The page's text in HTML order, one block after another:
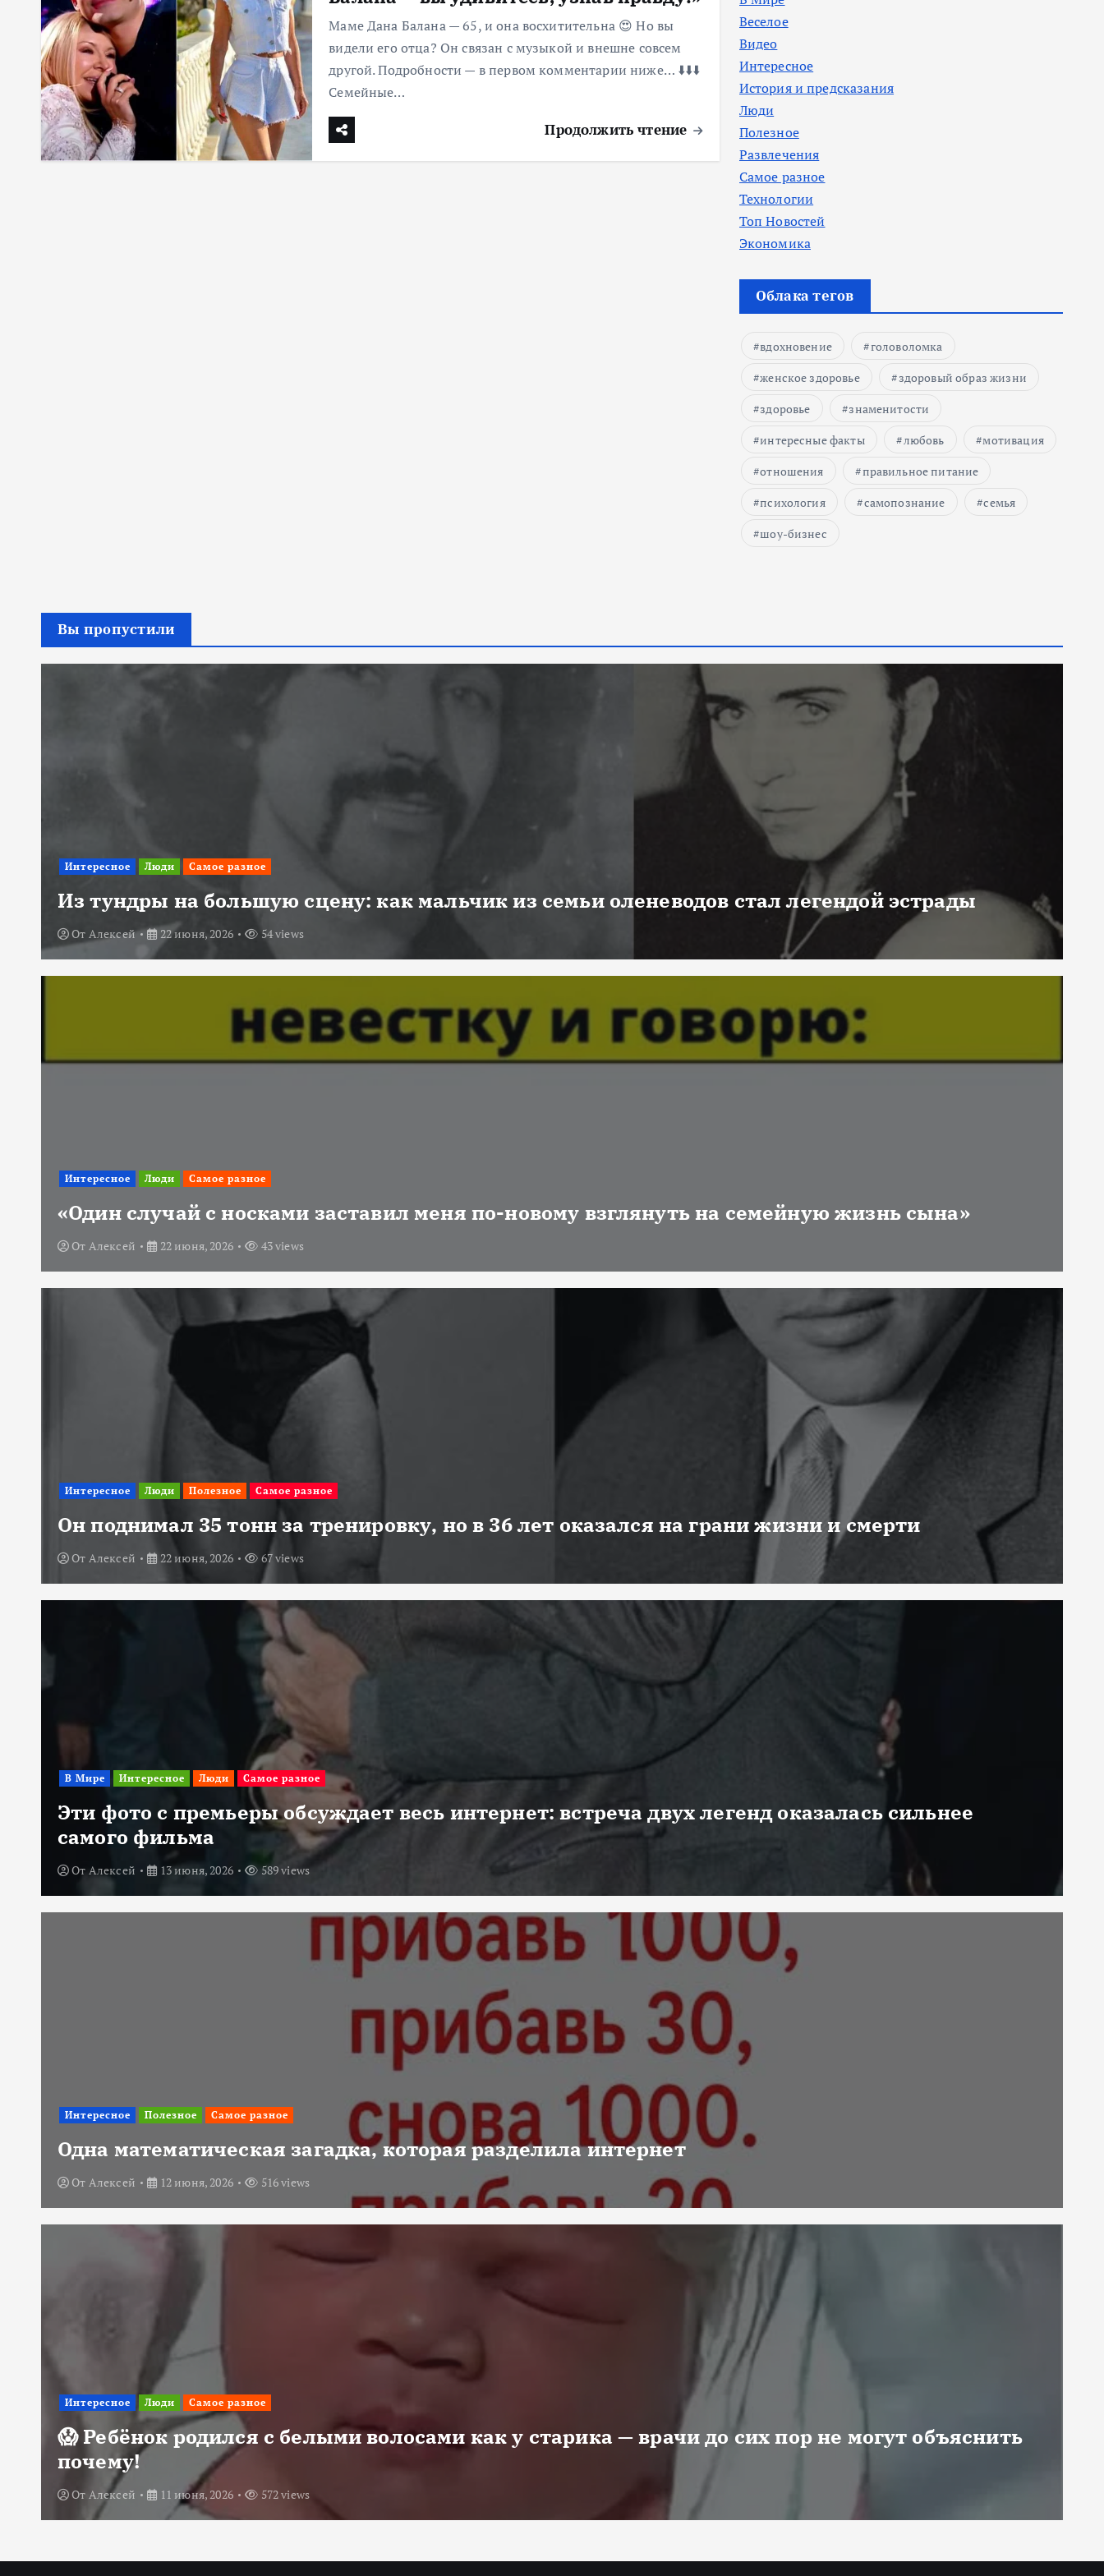
Маме Дана Балана — 65, и она восхитительна 😍 Но вы
видели его отца? Он связан с музыкой и внешне совсем
другой. Подробности — в первом комментарии ниже… ⬇️⬇️⬇️
Семейные…
Продолжить чтение
Веселое
Видео
Интересное
История и предсказания
Люди
Полезное
Развлечения
Самое разное
Технологии
Топ Новостей
Экономика
Облака тегов
вдохновение
головоломка
женское здоровье
здоровый образ жизни
здоровье
знаменитости
интересные факты
любовь
мотивация
отношения
правильное питание
психология
самопознание
семья
шоу-бизнес
Вы пропустили
Интересное Люди Самое разное
Из тундры на большую сцену: как мальчик из семьи оленеводов стал легендой эстрады
От Алексей 22 июня, 2026 54 views
Интересное Люди Самое разное
«Один случай с носками заставил меня по-новому взглянуть на семейную жизнь сына»
От Алексей 22 июня, 2026 43 views
Интересное Люди Полезное Самое разное
Он поднимал 35 тонн за тренировку, но в 36 лет оказался на грани жизни и смерти
От Алексей 22 июня, 2026 67 views
В Мире Интересное Люди Самое разное
Эти фото с премьеры обсуждает весь интернет: встреча двух легенд оказалась сильнее
самого фильма
От Алексей 13 июня, 2026 589 views
Интересное Полезное Самое разное
Одна математическая загадка, которая разделила интернет
От Алексей 12 июня, 2026 516 views
Интересное Люди Самое разное
😱 Ребёнок родился с белыми волосами как у старика — врачи до сих пор не могут объяснить
почему!
От Алексей 11 июня, 2026 572 views